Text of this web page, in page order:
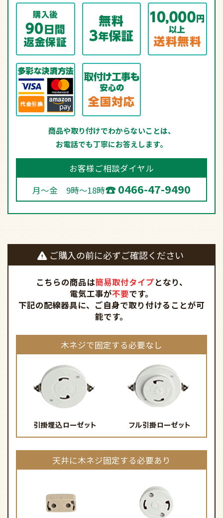
商品や取り付けでわからないことは、
お電話でも丁寧にお答えします。
お客様ご相談ダイヤル
月～金 9時～18時
0466-47-9490
こちらの商品は簡易取付タイプとなり、
電気工事が不要です。
下記の配線器具に、ご自身で取り付けることが可
能です。
木ネジで固定する必要なし
天井に木ネジ固定する必要あり